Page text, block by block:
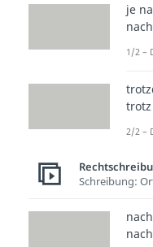
je
1/2 –
trotz
2/2 –
Schreibung: